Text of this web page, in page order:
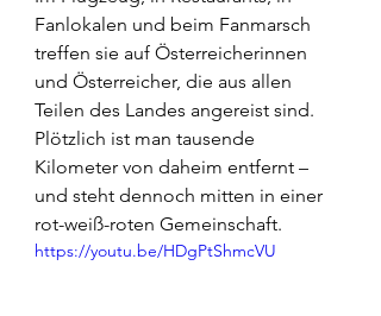
Fanlokalen und beim Fanmarsch
treffen sie auf Österreicherinnen
und Österreicher, die aus allen
Teilen des Landes angereist sind.
Plötzlich ist man tausende
Kilometer von daheim entfernt –
und steht dennoch mitten in einer
rot-weiß-roten Gemeinschaft.
https://youtu.be/HDgPtShmcVU